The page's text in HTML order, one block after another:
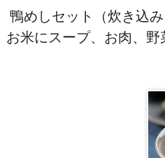
鴨めしセット（炊き込
お米にスープ、お肉、